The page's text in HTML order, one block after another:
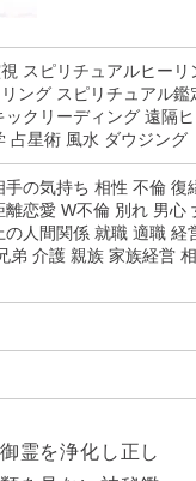
スピリチュアルヒーリ
ング スピリチュアル鑑
ックリーディング 遠隔
占星術 風水 ダウジング
手の気持ち 相性 不倫
離恋愛 W不倫 別れ 男心
の人間関係 就職 適職
弟 介護 親族 家族経営
霊を浄化し正し